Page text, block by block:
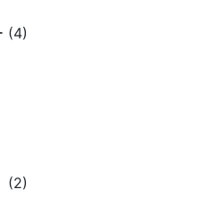
(4)
(2)